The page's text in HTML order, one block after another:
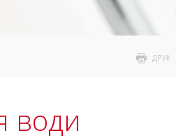
ДРУК
води